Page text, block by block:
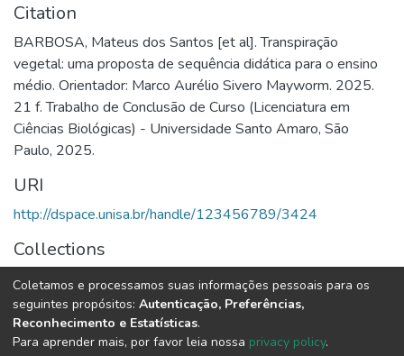
Citation
BARBOSA, Mateus dos Santos [et al]. Transpiração
vegetal: uma proposta de sequência didática para o ensino
médio. Orientador: Marco Aurélio Sivero Mayworm. 2025.
21 f. Trabalho de Conclusão de Curso (Licenciatura em
Ciências Biológicas) - Universidade Santo Amaro, São
Paulo, 2025.
URI
http://dspace.unisa.br/handle/123456789/3424
Collections
Ciências Biológicas
Full item page
Coletamos e processamos suas informações pessoais para os
seguintes propósitos: Autenticação, Preferências,
Reconhecimento e Estatísticas.
Para aprender mais, por favor leia nossa privacy policy.